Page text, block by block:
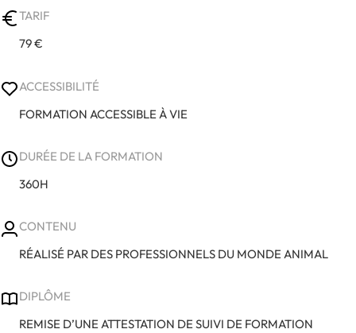
TARIF
79 €
ACCESSIBILITÉ
FORMATION ACCESSIBLE À VIE
DURÉE DE LA FORMATION
360H
CONTENU
RÉALISÉ PAR DES PROFESSIONNELS DU MONDE ANIMAL
DIPLÔME
REMISE D’UNE ATTESTATION DE SUIVI DE FORMATION